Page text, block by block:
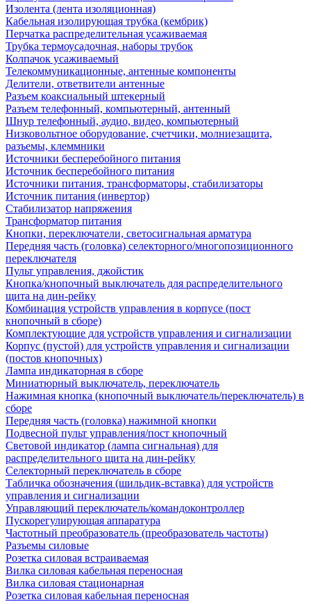
Изолента (лента изоляционная)
Кабельная изолирующая трубка (кембрик)
Перчатка распределительная усаживаемая
Трубка термоусадочная, наборы трубок
Колпачок усаживаемый
Телекоммуникационные, антенные компоненты
Делители, ответвители антенные
Разъем коаксиальный штекерный
Разъем телефонный, компьютерный, антенный
Шнур телефонный, аудио, видео, компьютерный
Низковольтное оборудование, счетчики, молниезащита,
разъемы, клеммники
Источники бесперебойного питания
Источник бесперебойного питания
Источники питания, трансформаторы, стабилизаторы
Источник питания (инвертор)
Стабилизатор напряжения
Трансформатор питания
Кнопки, переключатели, светосигнальная арматура
Передняя часть (головка) селекторного/многопозиционного
переключателя
Пульт управления, джойстик
Кнопка/кнопочный выключатель для распределительного
щита на дин-рейку
Комбинация устройств управления в корпусе (пост
кнопочный в сборе)
Комплектующие для устройств управления и сигнализации
Корпус (пустой) для устройств управления и сигнализации
(постов кнопочных)
Лампа индикаторная в сборе
Миниатюрный выключатель, переключатель
Нажимная кнопка (кнопочный выключатель/переключатель) в
сборе
Передняя часть (головка) нажимной кнопки
Подвесной пульт управления/пост кнопочный
Световой индикатор (лампа сигнальная) для
распределительного щита на дин-рейку
Селекторный переключатель в сборе
Табличка обозначения (шильдик-вставка) для устройств
управления и сигнализации
Управляющий переключатель/командоконтроллер
Пускорегулирующая аппаратура
Частотный преобразователь (преобразователь частоты)
Разъемы силовые
Розетка силовая встраиваемая
Вилка силовая кабельная переносная
Вилка силовая стационарная
Розетка силовая кабельная переносная